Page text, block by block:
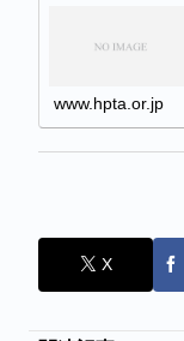
www.hpta.or.jp
X